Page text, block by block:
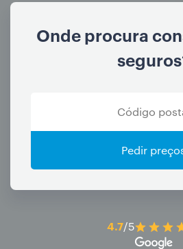
Onde procura
Pedir
4.7/5